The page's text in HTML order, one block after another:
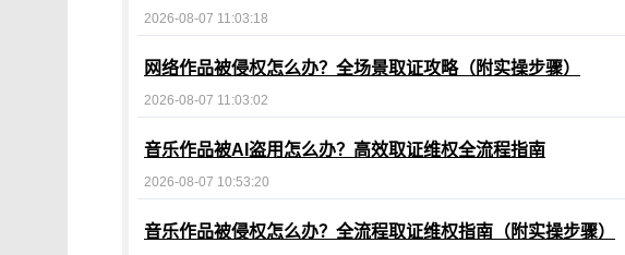
2026-08-07 11:03:18
网络作品被侵权怎么办？全场景取证攻略（附实操步骤）
2026-08-07 11:03:02
音乐作品被AI盗用怎么办？高效取证维权全流程指南
2026-08-07 10:53:20
音乐作品被侵权怎么办？全流程取证维权指南（附实操步骤）